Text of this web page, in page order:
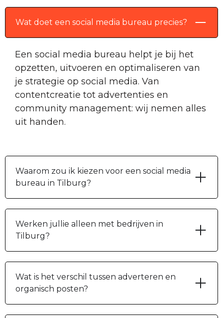
Wat doet een social media bureau precies?
Een social media bureau helpt je bij het
opzetten, uitvoeren en optimaliseren van
je strategie op social media. Van
contentcreatie tot advertenties en
community management: wij nemen alles
uit handen.
Waarom zou ik kiezen voor een social media
bureau in Tilburg?
Werken jullie alleen met bedrijven in
Tilburg?
Wat is het verschil tussen adverteren en
organisch posten?